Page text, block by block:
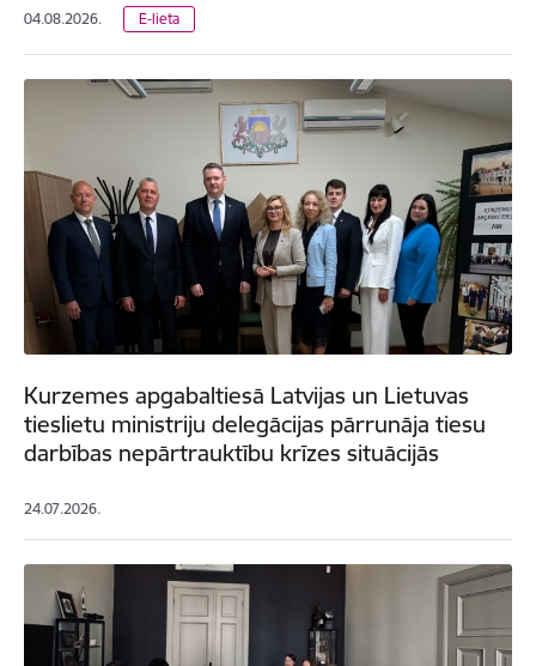
04.08.2026. E-lieta
Kurzemes apgabaltiesā Latvijas un Lietuvas
tieslietu ministriju delegācijas pārrunāja tiesu
darbības nepārtrauktību krīzes situācijās
24.07.2026.